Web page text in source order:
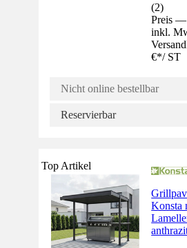
(2)
Preis —
inkl.
€*/ ST
Nicht online bestellbar
Reservierbar
Top Artikel
Konsta